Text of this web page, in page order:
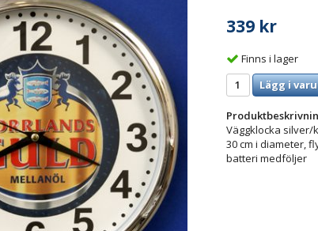
339 kr
Finns i lager
Lägg i
Väggklocka silver/
30 cm i diameter,
batteri medföljer